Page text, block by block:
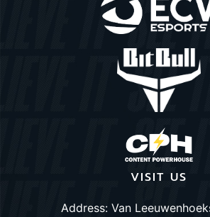
VISIT US
Address: Van